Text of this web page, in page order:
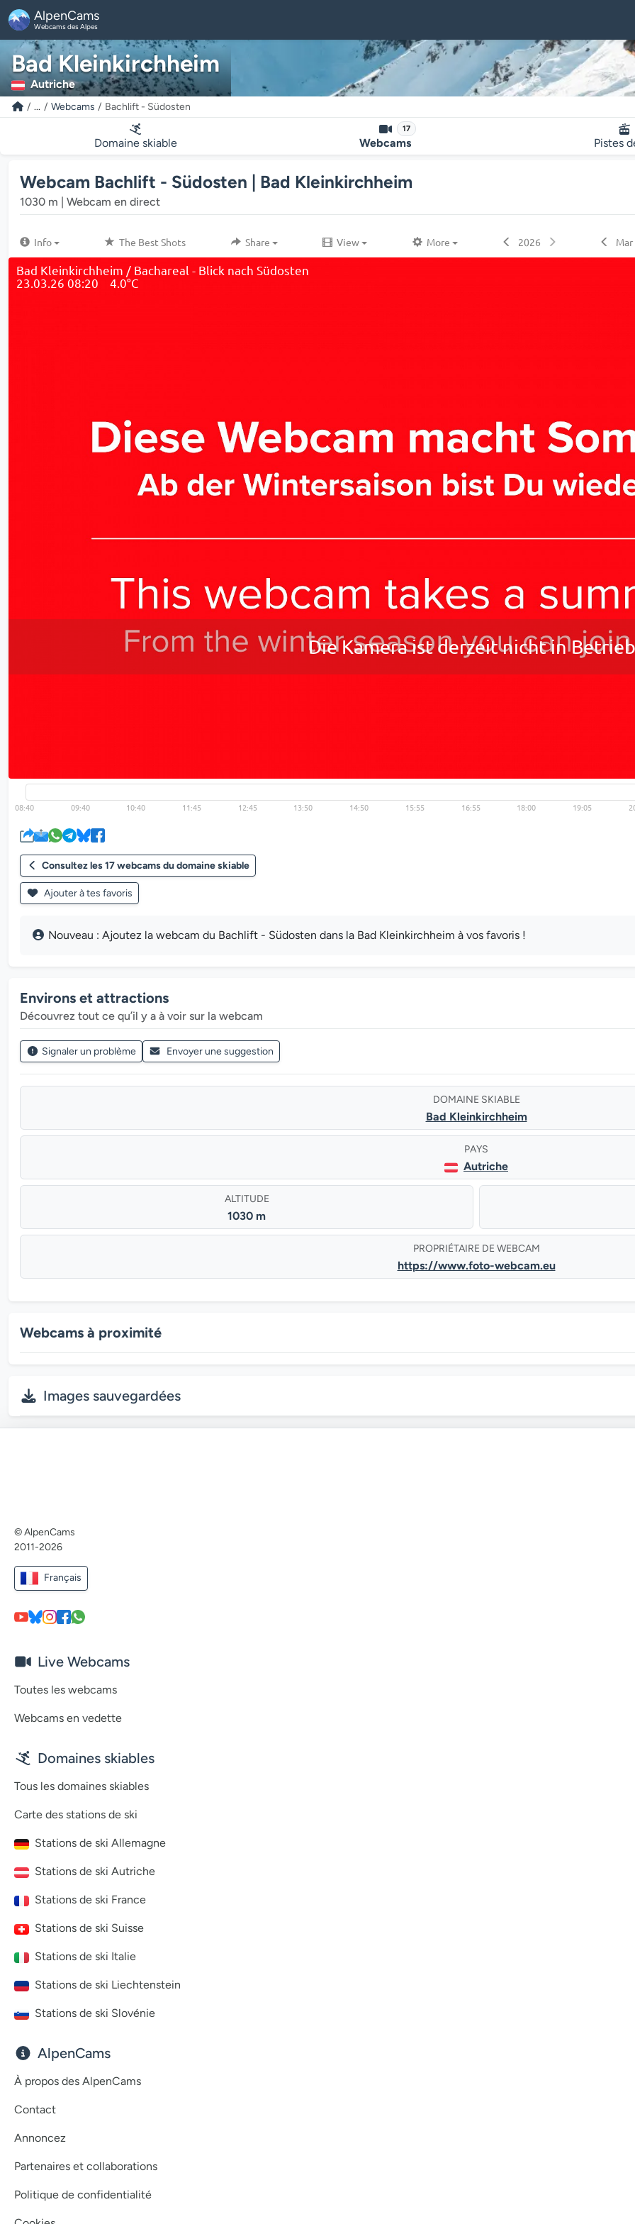
AlpenCams
Webcams des Alpes
Bad Kleinkirchheim
Autriche
... Webcams Bachlift - Südosten
Domaine skiable
17
Webcams Pistes
Webcam Bachlift - Südosten | Bad Kleinkirchheim
1030 m | Webcam en direct
Consultez les 17 webcams du domaine skiable
Ajouter à tes favoris
Nouveau : Ajoutez la webcam du Bachlift - Südosten dans la Bad Kleinkirchheim à vos favoris !
Environs et attractions
Découvrez tout ce qu’il y a à voir sur la webcam
Signaler un problème Envoyer une suggestion
DOMAINE SKIABLE
Bad Kleinkirchheim
PAYS
Autriche
ALTITUDE
1030 m
PROPRIÉTAIRE DE WEBCAM
https://www.foto-webcam.eu
Webcams à proximité
Images sauvegardées
© AlpenCams
2011-2026
Français
Live Webcams
Toutes les webcams
Webcams en vedette
Domaines skiables
Tous les domaines skiables
Carte des stations de ski
Stations de ski Allemagne
Stations de ski Autriche
Stations de ski France
Stations de ski Suisse
Stations de ski Italie
Stations de ski Liechtenstein
Stations de ski Slovénie
AlpenCams
À propos des AlpenCams
Contact
Annoncez
Partenaires et collaborations
Politique de confidentialité